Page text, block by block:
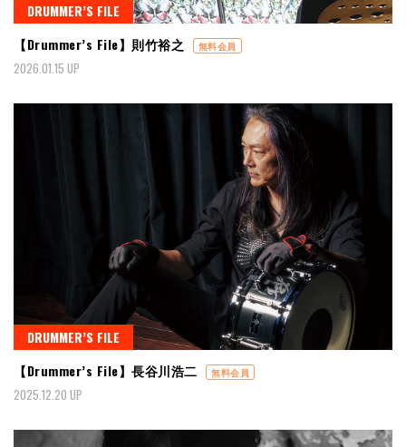
DRUMMER’S FILE
【Drummer’s File】則竹裕之
無料会員
2026.01.15 UP
DRUMMER’S FILE
【Drummer’s File】長谷川浩二
無料会員
2025.12.20 UP